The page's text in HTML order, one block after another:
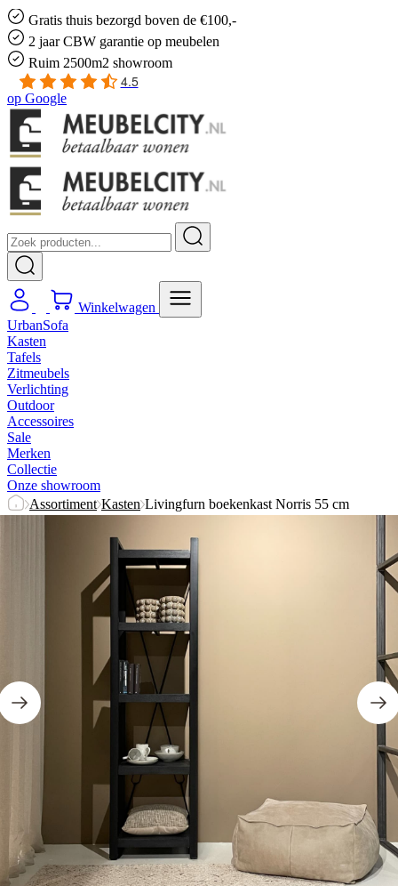
Gratis thuis bezorgd boven de €100,-
2 jaar CBW garantie op meubelen
Ruim 2500m2 showroom
4.5
op Google
Winkelwagen
UrbanSofa
Kasten
Tafels
Zitmeubels
Verlichting
Outdoor
Accessoires
Sale
Merken
Collectie
Onze showroom
Assortiment Kasten Livingfurn boekenkast Norris 55 cm